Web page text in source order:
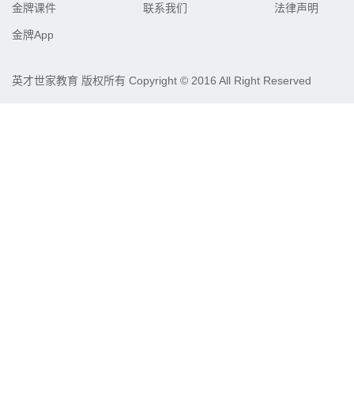
金牌课件
金牌App
联系我们 法律声明
英才世家教育 版权所有 Copyright © 2016 All Right Reserved